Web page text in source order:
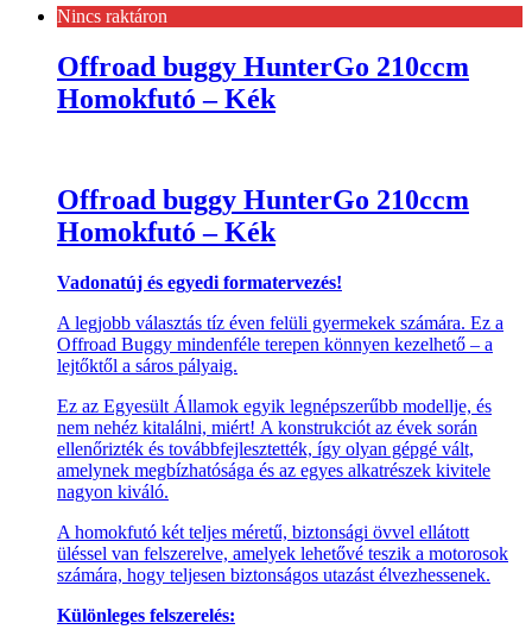
Nincs raktáron
Offroad buggy HunterGo 210ccm
Homokfutó – Kék
Offroad buggy HunterGo 210ccm
Homokfutó – Kék
Vadonatúj és egyedi formatervezés!
A legjobb választás tíz éven felüli gyermekek számára. Ez a
Offroad Buggy mindenféle terepen könnyen kezelhető – a
lejtőktől a sáros pályaig.
Ez az Egyesült Államok egyik legnépszerűbb modellje, és
nem nehéz kitalálni, miért! A konstrukciót az évek során
ellenőrizték és továbbfejlesztették, így olyan gépgé vált,
amelynek megbízhatósága és az egyes alkatrészek kivitele
nagyon kiváló.
A homokfutó két teljes méretű, biztonsági övvel ellátott
üléssel van felszerelve, amelyek lehetővé teszik a motorosok
számára, hogy teljesen biztonságos utazást élvezhessenek.
Különleges felszerelés: